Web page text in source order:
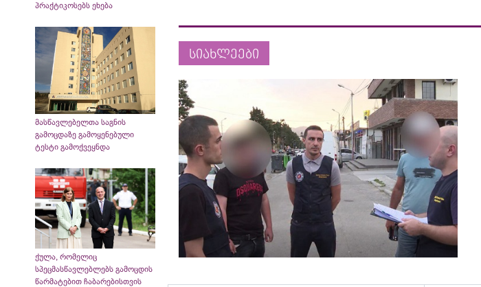
პრაქტიკოსებს ეხება
მასწავლებელთა საგნის
გამოცდაზე გამოყენებული
ტესტი გამოქვეყნდა
ქულა, რომელიც
სპეცმასწავლებლებს გამოცდის
წარმატებით ჩაბარებისთვის
სიახლეები